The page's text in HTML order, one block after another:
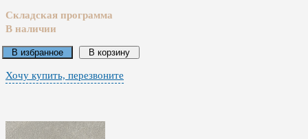
Складская программа
В наличии
В избранное В корзину
Хочу купить, перезвоните